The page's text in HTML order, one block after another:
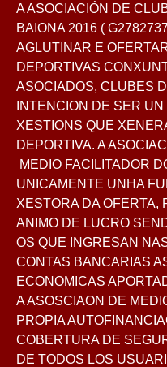
A ASOCIACIÓN DE
BAIONA 2016 (
AGLUTINAR E
DEPORTIVAS
ASOCIADOS, CLUBES
INTENCION DE SER
XESTIONS QUE
DEPORTIVA. A
MEDIO FACILITADOR
UNICAMENTE UNHA
XESTORA DA OFERTA,
ANIMO DE LUCRO
OS QUE INGRESAN
CONTAS BANCARIAS
ECONOMICAS
A ASOSCIAON DE
PROPIA
COBERTURA DE
DE TODOS LOS